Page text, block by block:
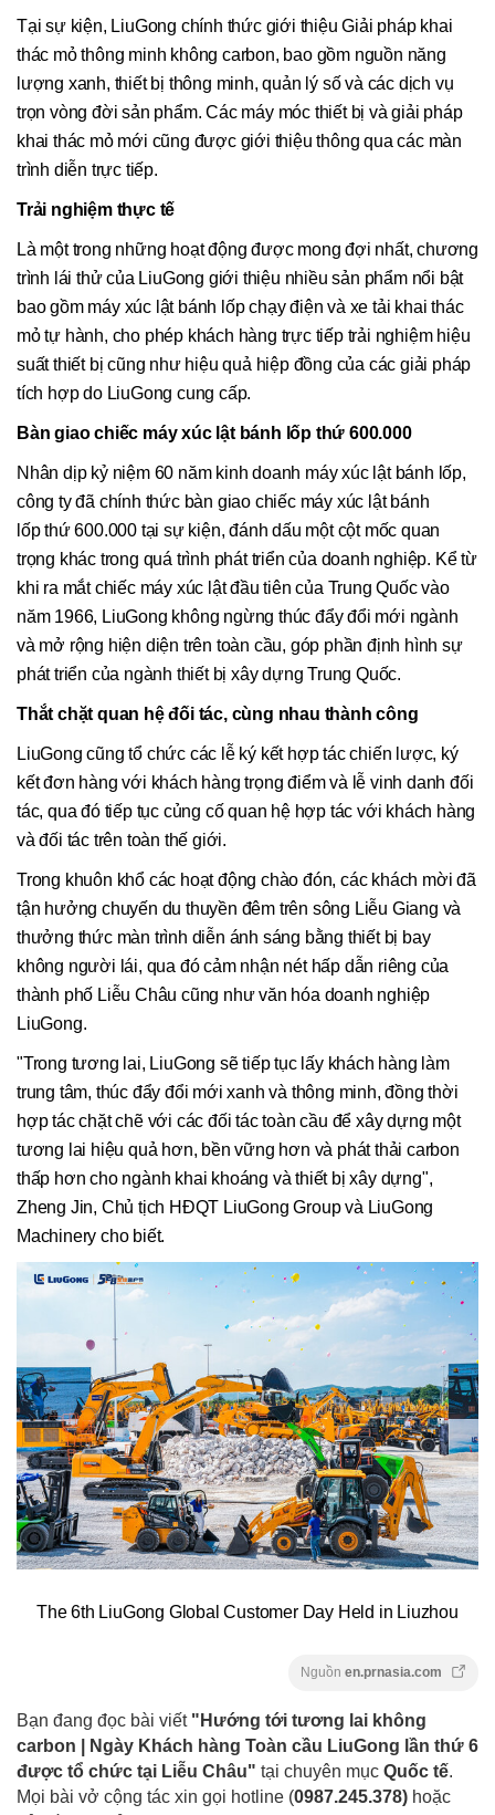
Tại sự kiện, LiuGong chính thức giới thiệu Giải pháp khai
thác mỏ thông minh không carbon, bao gồm nguồn năng
lượng xanh, thiết bị thông minh, quản lý số và các dịch vụ
trọn vòng đời sản phẩm. Các máy móc thiết bị và giải pháp
khai thác mỏ mới cũng được giới thiệu thông qua các màn
trình diễn trực tiếp.
Trải nghiệm thực tế
Là một trong những hoạt động được mong đợi nhất, chương
trình lái thử của LiuGong giới thiệu nhiều sản phẩm nổi bật
bao gồm máy xúc lật bánh lốp chạy điện và xe tải khai thác
mỏ tự hành, cho phép khách hàng trực tiếp trải nghiệm hiệu
suất thiết bị cũng như hiệu quả hiệp đồng của các giải pháp
tích hợp do LiuGong cung cấp.
Bàn giao chiếc máy xúc lật bánh lốp thứ 600.000
Nhân dịp kỷ niệm 60 năm kinh doanh máy xúc lật bánh lốp,
công ty đã chính thức bàn giao chiếc máy xúc lật bánh
lốp thứ 600.000 tại sự kiện, đánh dấu một cột mốc quan
trọng khác trong quá trình phát triển của doanh nghiệp. Kể từ
khi ra mắt chiếc máy xúc lật đầu tiên của Trung Quốc vào
năm 1966, LiuGong không ngừng thúc đẩy đổi mới ngành
và mở rộng hiện diện trên toàn cầu, góp phần định hình sự
phát triển của ngành thiết bị xây dựng Trung Quốc.
Thắt chặt quan hệ đối tác, cùng nhau thành công
LiuGong cũng tổ chức các lễ ký kết hợp tác chiến lược, ký
kết đơn hàng với khách hàng trọng điểm và lễ vinh danh đối
tác, qua đó tiếp tục củng cố quan hệ hợp tác với khách hàng
và đối tác trên toàn thế giới.
Trong khuôn khổ các hoạt động chào đón, các khách mời đã
tận hưởng chuyến du thuyền đêm trên sông Liễu Giang và
thưởng thức màn trình diễn ánh sáng bằng thiết bị bay
không người lái, qua đó cảm nhận nét hấp dẫn riêng của
thành phố Liễu Châu cũng như văn hóa doanh nghiệp
LiuGong.
"Trong tương lai, LiuGong sẽ tiếp tục lấy khách hàng làm
trung tâm, thúc đẩy đổi mới xanh và thông minh, đồng thời
hợp tác chặt chẽ với các đối tác toàn cầu để xây dựng một
tương lai hiệu quả hơn, bền vững hơn và phát thải carbon
thấp hơn cho ngành khai khoáng và thiết bị xây dựng",
Zheng Jin, Chủ tịch HĐQT LiuGong Group và LiuGong
Machinery cho biết.
The 6th LiuGong Global Customer Day Held in Liuzhou
Nguồn en.prnasia.com
Bạn đang đọc bài viết "Hướng tới tương lai không
carbon | Ngày Khách hàng Toàn cầu LiuGong lần thứ 6
được tổ chức tại Liễu Châu" tại chuyên mục Quốc tế.
Mọi bài vở cộng tác xin gọi hotline (0987.245.378) hoặc